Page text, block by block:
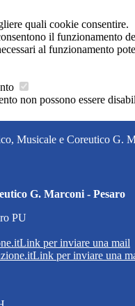
quali cookie consentire.
il funzionamento
al funzionamento
non possono essere
Musicale e Coreutico G.
G. Marconi - Pesaro
PU
Link per inviare una mail
Link per inviare una